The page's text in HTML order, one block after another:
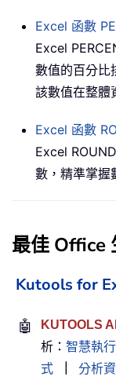
Excel 函數
Excel
數值的百分比
該數值在整體
Excel 函數
Excel
數，精準掌握
最佳 Office
Kutools for
🤖 KUTOOLS
析： 智慧執行
式
分析